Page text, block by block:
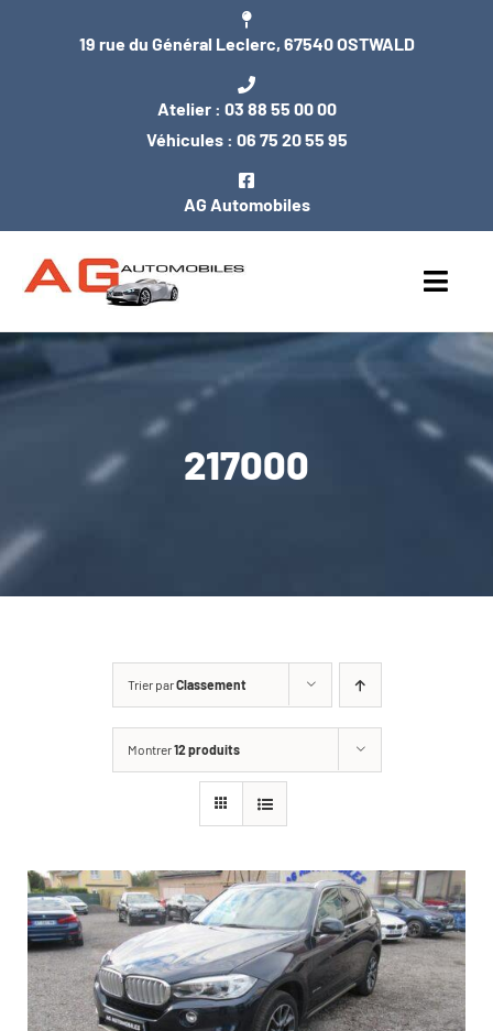
19 rue du Général Leclerc, 67540 OSTWALD
Atelier : 03 88 55 00 00
Véhicules : 06 75 20 55 95
AG Automobiles
ACCUEIL
ENTRETIEN / MÉCANIQUE
CARROSSERIE / VITRAGE
217000
Trier parClassement
Montrer12 produits